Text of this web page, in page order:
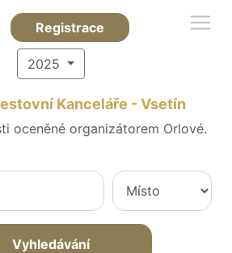
Registrace
2025
Kanceláře - Vsetín
oceněné organizátorem Orlové.
Vyhledávání